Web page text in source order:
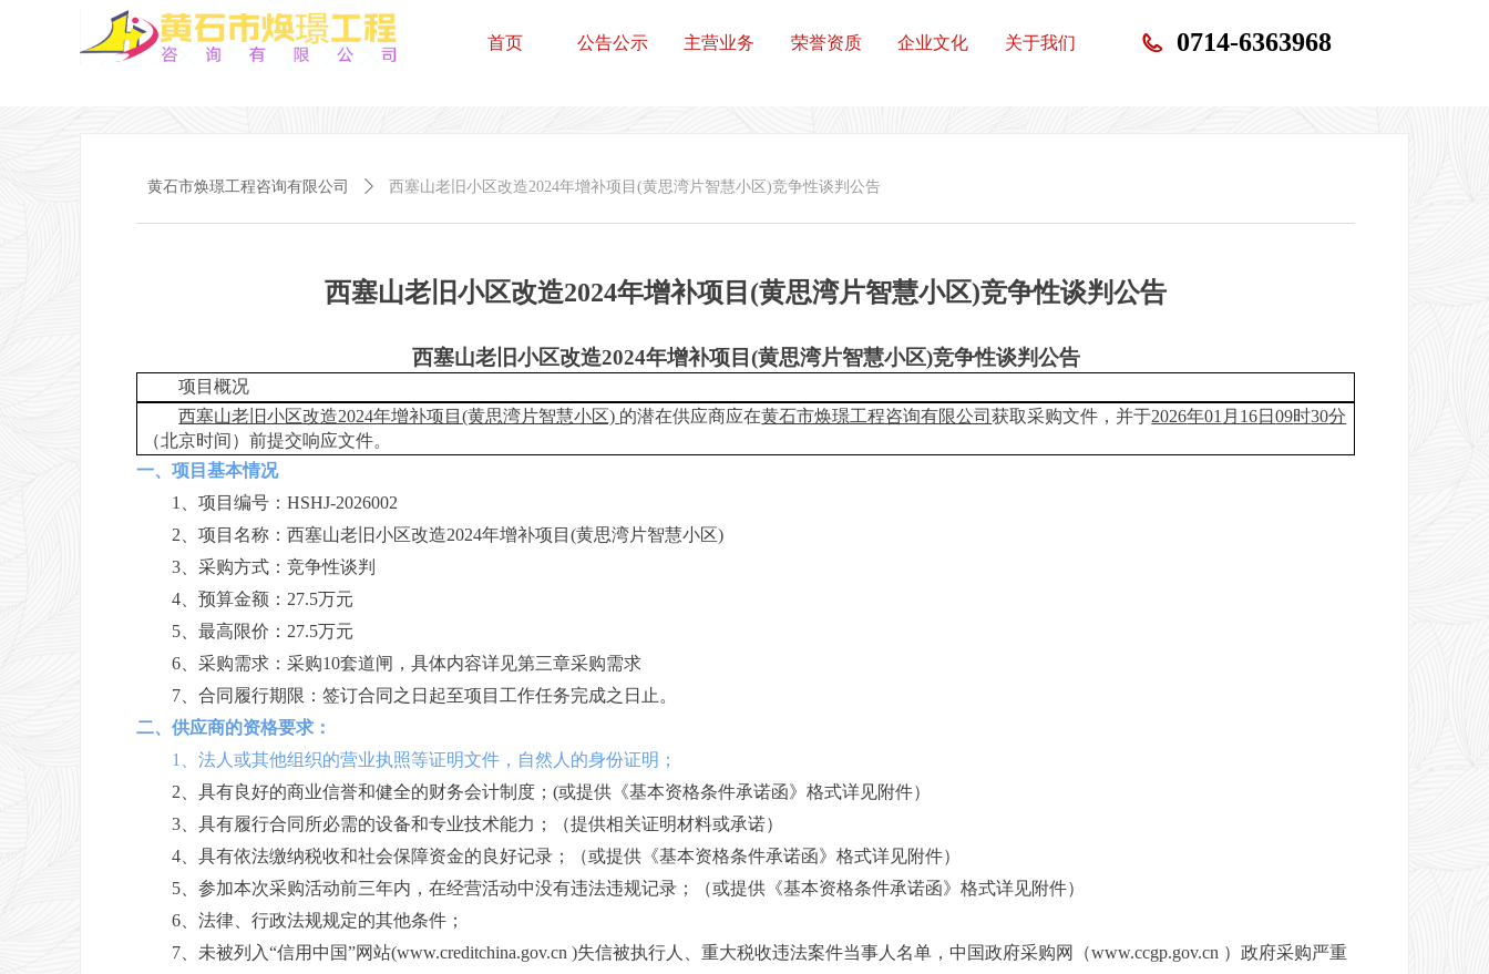
首页 公告公示 主营业务 荣誉资质 企业文化 关于我们 0714-6363968
西塞山老旧小区改造2024年增补项目(黄思湾片智慧小区)竞争性谈判公告
西塞山老旧小区改造2024年增补项目(黄思湾片智慧小区)竞争性谈判公告
项目概况
西塞山老旧小区改造2024年增补项目(黄思湾片智慧小区) 的潜在供应商应在黄石市焕璟工程咨询有限公司获取采购文件，并于2026年01 月 16日09时30分
（北京时间）前提交响应文件。
一、项目基本情况
1、项目编号： HSHJ-2026002
2、项目名称： 西塞山老旧小区改造2024年增补项目(黄思湾片智慧小区)
3、采购方式：竞争性谈判
4、预算金额： 27.5万元
5、最高限价： 27.5万元
6、采购需求： 采购10套道闸， 具体内容详见第三章采购需求
7、合同履行期限： 签订合同之日起至项目工作任务完成之日止。
二、供应商的资格要求：
1、法人或其他组织的营业执照等证明文件，自然人的身份证明；
2、具有良好的商业信誉和健全的财务会计制度；(或提供《基本资格条件承诺函》格式详见附件）
3、具有履行合同所必需的设备和专业技术能力；（提供相关证明材料或承诺）
4、具有依法缴纳税收和社会保障资金的良好记录；（或提供《基本资格条件承诺函》格式详见附件）
5、参加本次采购活动前三年内，在经营活动中没有违法违规记录；（或提供《基本资格条件承诺函》格式详见附件）
6、法律、行政法规规定的其他条件；
7、未被列入“信用中国”网站(www.creditchina.gov.cn )失信被执行人、重大税收违法案件当事人名单，中国政府采购网（www.ccgp.gov.cn ）政府采购严重
黄石市焕璟工程咨询有限公司 ꄲ 西塞山老旧小区改造2024年增补项目(黄思湾片智慧小区)竞争性谈判公告